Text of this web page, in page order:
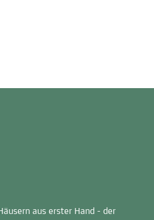
aus erster Hand - der